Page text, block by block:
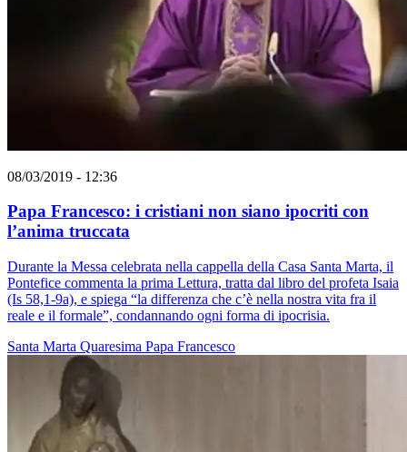
08/03/2019 - 12:36
Papa Francesco: i cristiani non siano ipocriti con
l’anima truccata
Durante la Messa celebrata nella cappella della Casa Santa Marta, il
Pontefice commenta la prima Lettura, tratta dal libro del profeta Isaia
(Is 58,1-9a), e spiega “la differenza che c’è nella nostra vita fra il
reale e il formale”, condannando ogni forma di ipocrisia.
Santa Marta Quaresima Papa Francesco